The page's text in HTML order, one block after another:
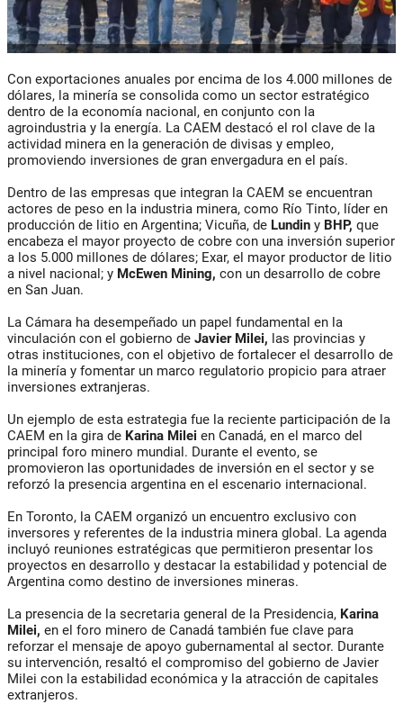
Con exportaciones anuales por encima de los 4.000 millones de
dólares, la minería se consolida como un sector estratégico
dentro de la economía nacional, en conjunto con la
agroindustria y la energía. La CAEM destacó el rol clave de la
actividad minera en la generación de divisas y empleo,
promoviendo inversiones de gran envergadura en el país.
Dentro de las empresas que integran la CAEM se encuentran
actores de peso en la industria minera, como Río Tinto, líder en
producción de litio en Argentina; Vicuña, de Lundin y BHP, que
encabeza el mayor proyecto de cobre con una inversión superior
a los 5.000 millones de dólares; Exar, el mayor productor de litio
a nivel nacional; y McEwen Mining, con un desarrollo de cobre
en San Juan.
La Cámara ha desempeñado un papel fundamental en la
vinculación con el gobierno de Javier Milei, las provincias y
otras instituciones, con el objetivo de fortalecer el desarrollo de
la minería y fomentar un marco regulatorio propicio para atraer
inversiones extranjeras.
Un ejemplo de esta estrategia fue la reciente participación de la
CAEM en la gira de Karina Milei en Canadá, en el marco del
principal foro minero mundial. Durante el evento, se
promovieron las oportunidades de inversión en el sector y se
reforzó la presencia argentina en el escenario internacional.
En Toronto, la CAEM organizó un encuentro exclusivo con
inversores y referentes de la industria minera global. La agenda
incluyó reuniones estratégicas que permitieron presentar los
proyectos en desarrollo y destacar la estabilidad y potencial de
Argentina como destino de inversiones mineras.
La presencia de la secretaria general de la Presidencia, Karina
Milei, en el foro minero de Canadá también fue clave para
reforzar el mensaje de apoyo gubernamental al sector. Durante
su intervención, resaltó el compromiso del gobierno de Javier
Milei con la estabilidad económica y la atracción de capitales
extranjeros.